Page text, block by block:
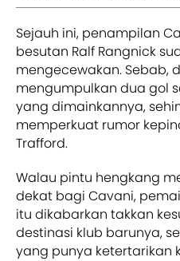
Sejauh ini, penampilan
besutan Ralf Rangnick
mengecewakan. Sebab,
mengumpulkan dua gol
yang dimainkannya,
memperkuat rumor
Trafford.
Walau pintu hengkang
dekat bagi Cavani,
itu dikabarkan takkan
destinasi klub barunya,
yang punya ketertarikan